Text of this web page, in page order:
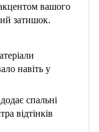
вашого
затишок.
навіть у
спальні
відтінків